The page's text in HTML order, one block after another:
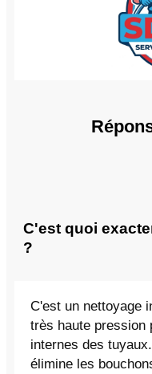
C'est quoi
?
C'est un nettoyage
très haute pression
internes des
élimine les